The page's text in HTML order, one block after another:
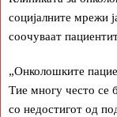
социјалните мрежи
соочуваат
„Онколошките
Тие многу често се
со недостигот од